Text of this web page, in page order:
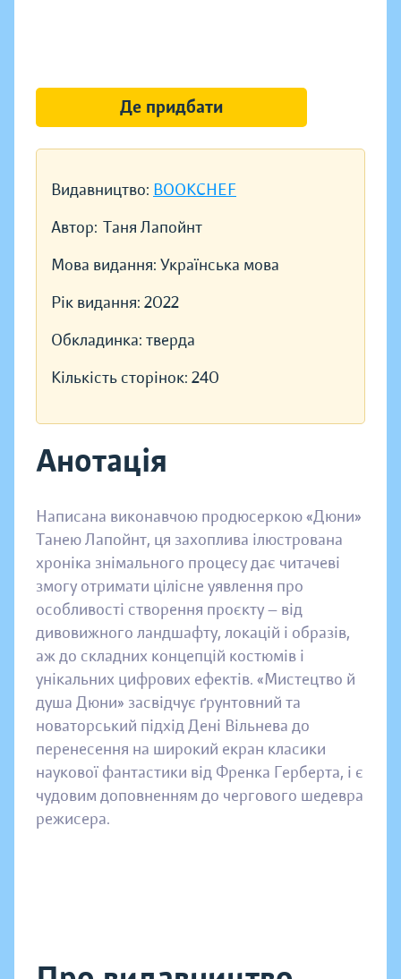
Видавництво: BOOKCHEF
Автор: Таня Лапойнт
Мова видання: Українська мова
Рік видання: 2022
Обкладинка: тверда
Кількість сторінок: 240
Анотація
Написана виконавчою продюсеркою «Дюни»
Танею Лапойнт, ця захоплива ілюстрована
хроніка знімального процесу дає читачеві
змогу отримати цілісне уявлення про
особливості створення проєкту — від
дивовижного ландшафту, локацій і образів,
аж до складних концепцій костюмів і
унікальних цифрових ефектів. «Мистецтво й
душа Дюни» засвідчує ґрунтовний та
новаторський підхід Дені Вільнева до
перенесення на широкий екран класики
наукової фантастики від Френка Герберта, і є
чудовим доповненням до чергового шедевра
режисера.
Де придбати